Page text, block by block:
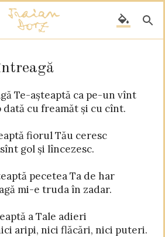
Te-așteaptă ca pe-un vînt
cu freamăt și cu cînt.
fiorul Tău ceresc
gol și lîncezesc.
pecetea Ta de har
mi-e truda în zadar.
a Tale adieri
aripi, nici flăcări, nici puteri.